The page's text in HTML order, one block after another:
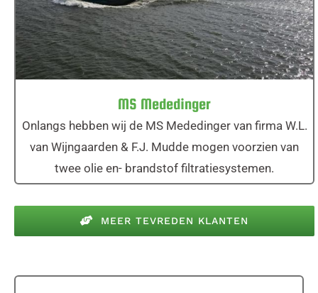
MS Mededinger
Onlangs hebben wij de MS Mededinger van firma W.L.
van Wijngaarden & F.J. Mudde mogen voorzien van
twee olie en- brandstof filtratiesystemen.
MEER TEVREDEN KLANTEN